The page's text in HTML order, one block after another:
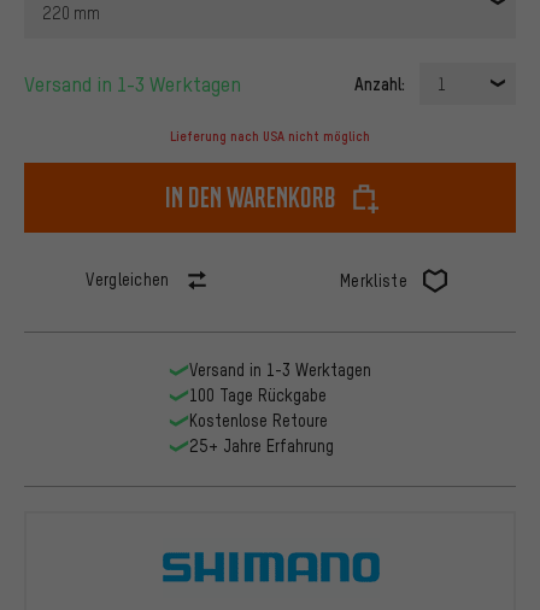
220 mm
Versand in 1-3 Werktagen Anzahl: 1
Lieferung nach USA nicht möglich
In den Warenkorb
Vergleichen Merkliste
Versand in 1-3 Werktagen
100 Tage Rückgabe
Kostenlose Retoure
25+ Jahre Erfahrung
Shimano